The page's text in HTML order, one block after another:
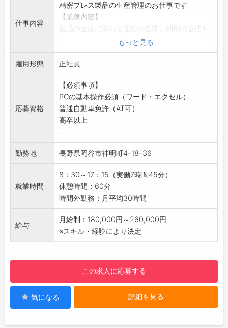
◆ご不明点はいつでもご相談ください！
即日対応!!フォロー体制もバッチリ
☆----------------------------------------
◆職場見学可能！自分が働くイメージができま
す。
みなさまのご応募を心よりお待ちしております
＾＾
☆----------------------------------------
仕事内容
精密プレス製品の生産管理のお仕事です
【業務内容】
中心にお任せします
具体的には…
・製品の進捗管理、在庫管理、納期管理
・受入・出荷・発送に関する管理業務
・外注先との調整、管理
・各種伝票処理（パソコンを使用します）
【備考】
・同部署には6名が在籍しており、年代問わず
活躍中◎
・経験をお持ちの方は、即戦力として活躍いた
だけます
納品・配達をお願いする場合があります（頻度
は多くありません）
・パソコンの基本操作（Word・Excel）は必須
です
【未経験OK！】
【こんな方におすすめ】
生産管理の経験あれば、尚歓迎
【制服あり】
ポロシャツ（下はスラックスなど）
もっと見る
雇用形態 正社員
応募資格
【必須事項】
PCの基本操作必須（ワード・エクセル）
普通自動車免許（AT可）
高卒以上
...
勤務地 長野県岡谷市神明町4-18-36
就業時間
8：30～17：15（実働7時間45分）
休憩時間：60分
時間外勤務：月平均30時間
給与
月給制：180,000円～260,000円
※スキル・経験により決定
この求人に応募する
気になる 詳細を見る